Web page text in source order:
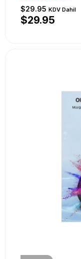
$29.95 KDV Dahil
$29.95